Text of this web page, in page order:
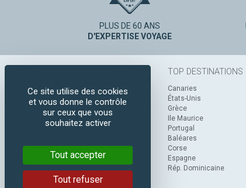
PLUS DE 60 ANS
D'EXPERTISE VOYAGE
TOP DESTINATIONS
Canaries
États-Unis
Grèce
Ile Maurice
Portugal
Baléares
Corse
Espagne
Rép. Dominicaine
Ce site utilise des cookies
et vous donne le contrôle
sur ceux que vous
souhaitez activer
Tout accepter
Tout refuser